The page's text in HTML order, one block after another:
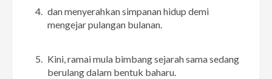
dan menyerahkan simpanan hidup demi
mengejar pulangan bulanan.
Kini, ramai mula bimbang sejarah sama sedang
berulang dalam bentuk baharu.